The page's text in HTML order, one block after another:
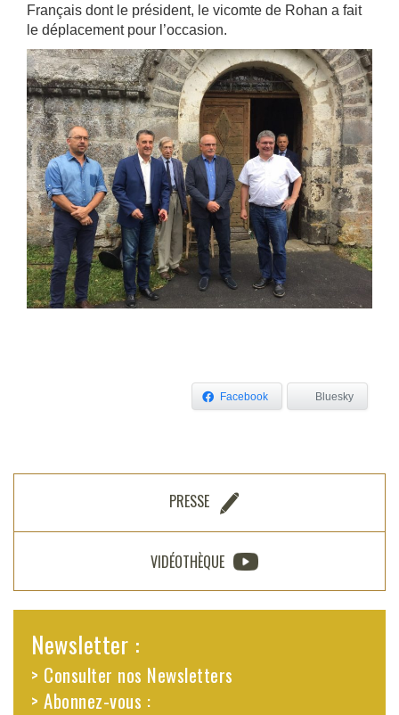
Français dont le président, le vicomte de Rohan a fait
le déplacement pour l’occasion.
Facebook Bluesky
PRESSE
VIDÉOTHÈQUE
Newsletter :
> Consulter nos Newsletters
> Abonnez-vous :